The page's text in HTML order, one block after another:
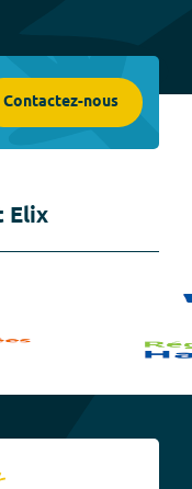
Contactez-nous
Elix